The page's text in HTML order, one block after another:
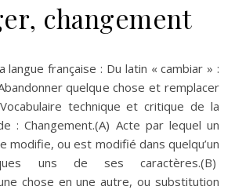
changement
quelque chose et remplacer
technique et critique de la
: Changement.(A) Acte par lequel un
modifie, ou est modifié dans quelqu’un
uns de ses caractères.(B)
chose en une autre, ou substitution